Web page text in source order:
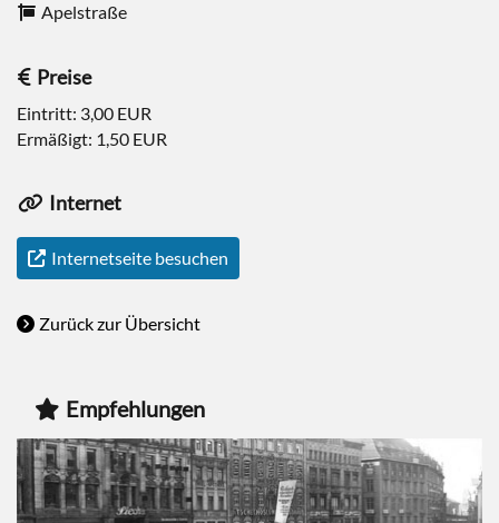
Apelstraße
Preise
Eintritt: 3,00 EUR
Ermäßigt: 1,50 EUR
Internet
Internetseite besuchen
Zurück zur Übersicht
Empfehlungen